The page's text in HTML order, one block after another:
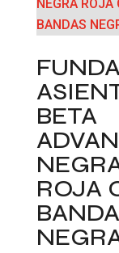
BETA
ROJA